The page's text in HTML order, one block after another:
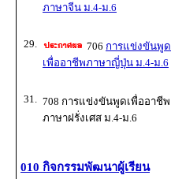
ภาษาจีน ม.4-ม.6
29.
706 การแข่งขันพูด
เพื่ออาชีพภาษาญี่ปุ่น ม.4-ม.6
31.
708 การแข่งขันพูดเพื่ออาชีพ
ภาษาฝรั่งเศส ม.4-ม.6
010 กิจกรรมพัฒนาผู้เรียน